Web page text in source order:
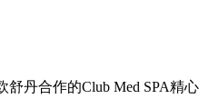
丹合作的Club Med SPA精